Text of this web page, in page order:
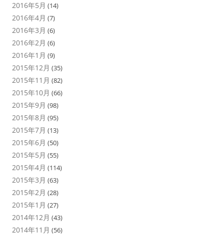
2016年5月 (14)
2016年4月 (7)
2016年3月 (6)
2016年2月 (6)
2016年1月 (9)
2015年12月 (35)
2015年11月 (82)
2015年10月 (66)
2015年9月 (98)
2015年8月 (95)
2015年7月 (13)
2015年6月 (50)
2015年5月 (55)
2015年4月 (114)
2015年3月 (63)
2015年2月 (28)
2015年1月 (27)
2014年12月 (43)
2014年11月 (56)